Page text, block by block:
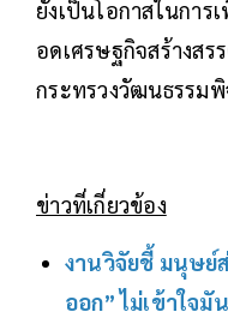
ยังเป็นโอกาสในการ
อดเศรษฐกิจสร้างสร
กระทรวงวัฒนธรรม
ข่าวที่เกี่ยวข้อง
งานวิจัยชี้ มนุษย์
ออก” ไม่เข้าใจมัน